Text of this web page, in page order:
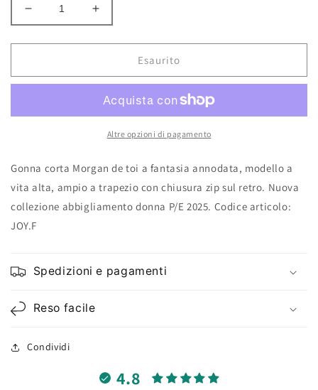
Diminuisci
quantità
per
corta
toi
Aumenta
quantità
per
corta
de
toi
Esaurito
Altre opzioni di pagamento
Gonna corta Morgan de toi a fantasia annodata, modello a
vita alta, ampio a trapezio con chiusura zip sul retro. Nuova
collezione abbigliamento donna P/E 2025. Codice articolo:
JOY.F
Spedizioni e pagamenti
Reso facile
Condividi
4.8